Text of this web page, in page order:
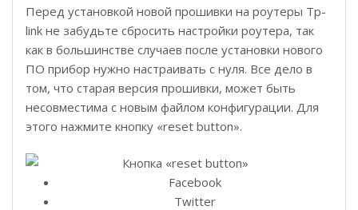
Перед установкой новой прошивки на роутеры Tp-
link не забудьте сбросить настройки роутера, так
как в большинстве случаев после установки нового
ПО прибор нужно настраивать с нуля. Все дело в
том, что старая версия прошивки, может быть
несовместима с новым файлом конфигурации. Для
этого нажмите кнопку «reset button».
Facebook
Twitter